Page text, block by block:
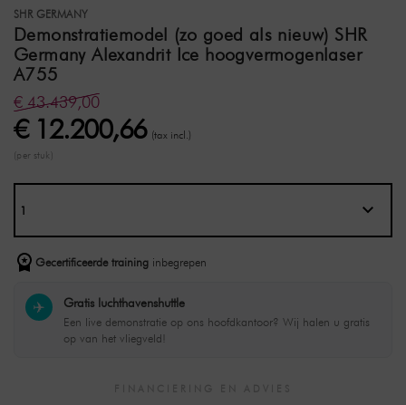
SHR GERMANY
Demonstratiemodel (zo goed als nieuw) SHR
Germany Alexandrit Ice hoogvermogenlaser
A755
€ 43.439,00
€ 12.200,66 (tax incl.)
(per stuk)
Gecertificeerde training inbegrepen
✈️
Gratis luchthavenshuttle
Een live demonstratie op ons hoofdkantoor? Wij halen u gratis
op van het vliegveld!